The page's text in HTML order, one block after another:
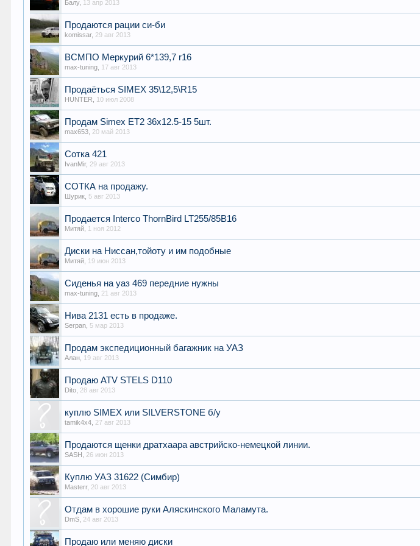
Балу, 13 апр 2013
Продаются рации си-би
komissar, 29 авг 2013
ВСМПО Меркурий 6*139,7 r16
max-tuning 17 авг 2013
Продаёться SIMEX 35\12,5\R15
HUNTER 10 июл 2008
Продам Simex ET2 36x12.5-15 5шт.
max653 20 май 2013
Сотка 421
IvanMir, 29 авг 2013
СОТКА на продажу.
Шурик 5 авг 2013
Продается Interco ThornBird LT255/85В16
Митяй 1 ноя 2012
Диски на Ниссан,тойоту и им подобные
Митяй 19 июн 2013
Сиденья на уаз 469 передние нужны
max-tuning 21 авг 2013
Нива 2131 есть в продаже.
Serpan 5 мар 2013
Продам экспедиционный багажник на УАЗ
Алан 19 авг 2013
Продаю ATV STELS D110
Dito 28 авг 2013
куплю SIMEX или SILVERSTONE б/у
tamik4x4 27 авг 2013
Продаются щенки дратхаара австрийско-немецкой линии.
SASH 26 июн 2013
Куплю УАЗ 31622 (Симбир)
Masterr, 20 авг 2013
Отдам в хорошие руки Аляскинского Маламута.
DmS 24 авг 2013
Продаю или меняю диски